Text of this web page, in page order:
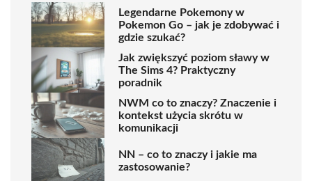
Legendarne Pokemony w
Pokemon Go – jak je zdobywać i
gdzie szukać?
Jak zwiększyć poziom sławy w
The Sims 4? Praktyczny
poradnik
NWM co to znaczy? Znaczenie i
kontekst użycia skrótu w
komunikacji
NN – co to znaczy i jakie ma
zastosowanie?